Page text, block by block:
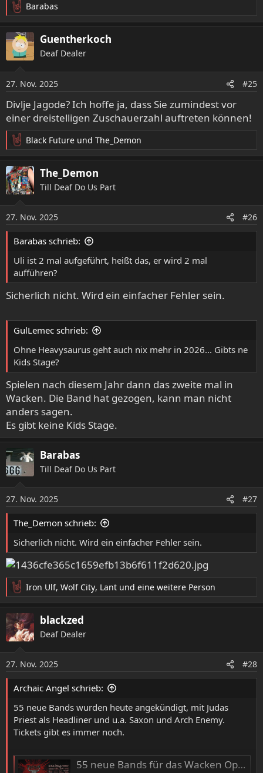
R
e
a
k
t
n
e
n
:
Barabas
Guentherkoch
Deaf Dealer
27. Nov. 2025 #25
Divlje Jagode? Ich hoffe ja, dass Sie zumindest vor
einer dreistelligen Zuschauerzahl auftreten können!
R
e
a
k
t
o
n
e
n
Black Future und The_Demon
The_Demon
Till Deaf Do Us Part
27. Nov. 2025 #26
Barabas schrieb:
Uli ist 2 mal aufgeführt, heißt das, er wird 2 mal
aufführen?
Sicherlich nicht. Wird ein einfacher Fehler sein.
GulLemec schrieb:
Ohne Heavysaurus geht auch nix mehr in 2026... Gibts ne
Kids Stage?
Spielen nach diesem Jahr dann das zweite mal in
Wacken. Die Band hat gezogen, kann man nicht
anders sagen.
Es gibt keine Kids Stage.
Barabas
Till Deaf Do Us Part
27. Nov. 2025 #27
The_Demon schrieb:
Sicherlich nicht. Wird ein einfacher Fehler sein.
R
e
a
k
t
o
n
e
n
Iron Ulf, Wolf City, Lant und eine weitere Person
blackzed
Deaf Dealer
27. Nov. 2025 #28
Archaic Angel schrieb:
55 neue Bands wurden heute angekündigt, mit Judas
Priest als Headliner und u.a. Saxon und Arch Enemy.
Tickets gibt es immer noch.
55 neue Bands für das Wacken Open Air 2026